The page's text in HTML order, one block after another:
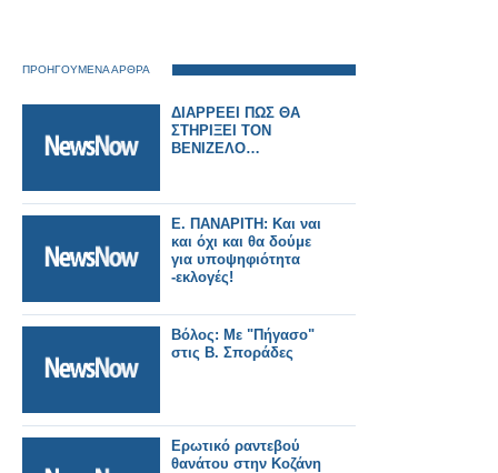
ΠΡΟΗΓΟΥΜΕΝΑ ΑΡΘΡΑ
ΔΙΑΡΡΕΕΙ ΠΩΣ ΘΑ
ΣΤΗΡΙΞΕΙ ΤΟΝ
ΒΕΝΙΖΕΛΟ…
Ε. ΠΑΝΑΡΙΤΗ: Και ναι
και όχι και θα δούμε
για υποψηφιότητα
-εκλογές!
Βόλος: Με "Πήγασο"
στις Β. Σποράδες
Eρωτικό ραντεβού
θανάτου στην Κοζάνη